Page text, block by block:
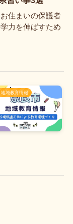
住まいの保護者
力を伸ばすため
地域教育情報